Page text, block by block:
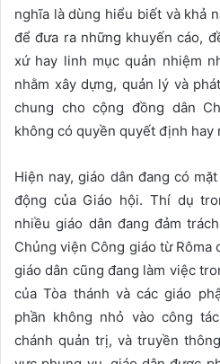
nghĩa là dùng hiểu biết và khả
để đưa ra những khuyến cáo,
xứ hay linh mục quản nhiệm
nhằm xây dựng, quản lý và
chung cho cộng đồng dân
không có quyền quyết định hay
Hiện nay, giáo dân đang có
động của Giáo hội. Thí dụ
nhiều giáo dân đang đảm
Chủng viện Công giáo từ
giáo dân cũng đang làm việc
của Tòa thánh và các giáo
phần không nhỏ vào công
chánh quản trị, và truyền